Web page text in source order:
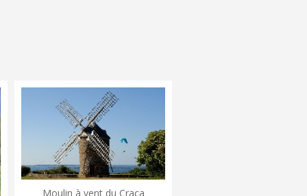
Moulin à vent du Craca